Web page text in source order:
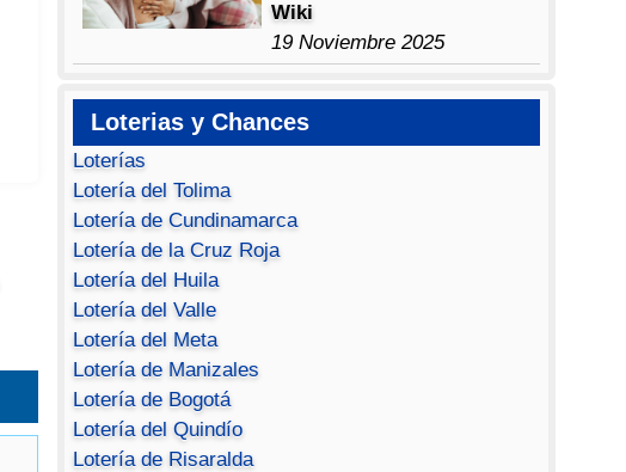
Wiki
19 Noviembre 2025
Loterias y Chances
Loterías
Lotería del Tolima
Lotería de Cundinamarca
Lotería de la Cruz Roja
Lotería del Huila
Lotería del Valle
Lotería del Meta
Lotería de Manizales
Lotería de Bogotá
Lotería del Quindío
Lotería de Risaralda